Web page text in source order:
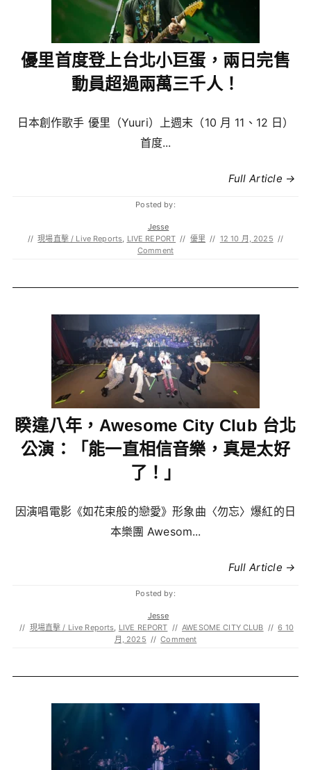
優里首度登上台北小巨蛋，兩日完售
動員超過兩萬三千人！
日本創作歌手 優里（Yuuri）上週末（10 月 11、12 日）
首度...
Full Article →
Posted by:
Jesse
// 現場直擊 / Live Reports, LIVE REPORT // 優里 // 12 10 月, 2025 //
Comment
睽違八年，Awesome City Club 台北
公演：「能一直相信音樂，真是太好
了！」
因演唱電影《如花束般的戀愛》形象曲〈勿忘〉爆紅的日
本樂團 Awesom...
Full Article →
Posted by:
Jesse
// 現場直擊 / Live Reports, LIVE REPORT // AWESOME CITY CLUB // 6 10
月, 2025 // Comment